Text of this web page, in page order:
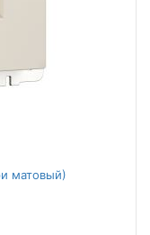
матовый)